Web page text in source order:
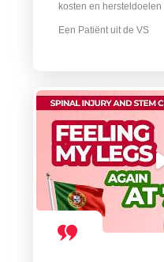
kosten en hersteldoelen
Een Patiënt uit de VS